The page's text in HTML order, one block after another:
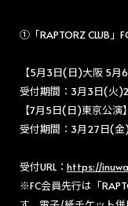
①「RAPTORZ CLUB」
【5月3日(日)大阪 5月
受付期間：3月3日(火
【7月5日(日)東京公演】
受付期間：3月27日(
受付URL： https://
※FC会員先行は「